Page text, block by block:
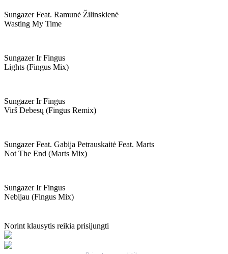
Sungazer Feat. Ramunė Žilinskienė
Wasting My Time
Sungazer Ir Fingus
Lights (fingus Mix)
Sungazer Ir Fingus
Virš Debesų (fingus Remix)
Sungazer Feat. Gabija Petrauskaitė Feat. Marts
Not The End (marts Mix)
Sungazer Ir Fingus
Nebijau (fingus Mix)
Norint klausytis reikia prisijungti